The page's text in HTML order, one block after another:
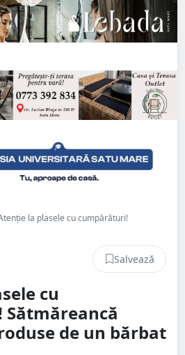
la plasele cu cumpărături!
Salvează
cu
de un bărbat